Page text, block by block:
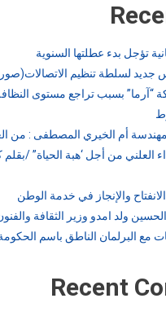
تؤجل بدء عطلتها السنوية
جديد لسلطة تنظيم
“آرما” بسبب تراجع مستوى
أم الخيري المصطفى : من
العلني من أجل ‘هبة الحياة” /بقلم
والإنجاز في خدمة الوطن
ولد امدو وزير الثقافة
مع البرلمان الناطق باسم
Recent